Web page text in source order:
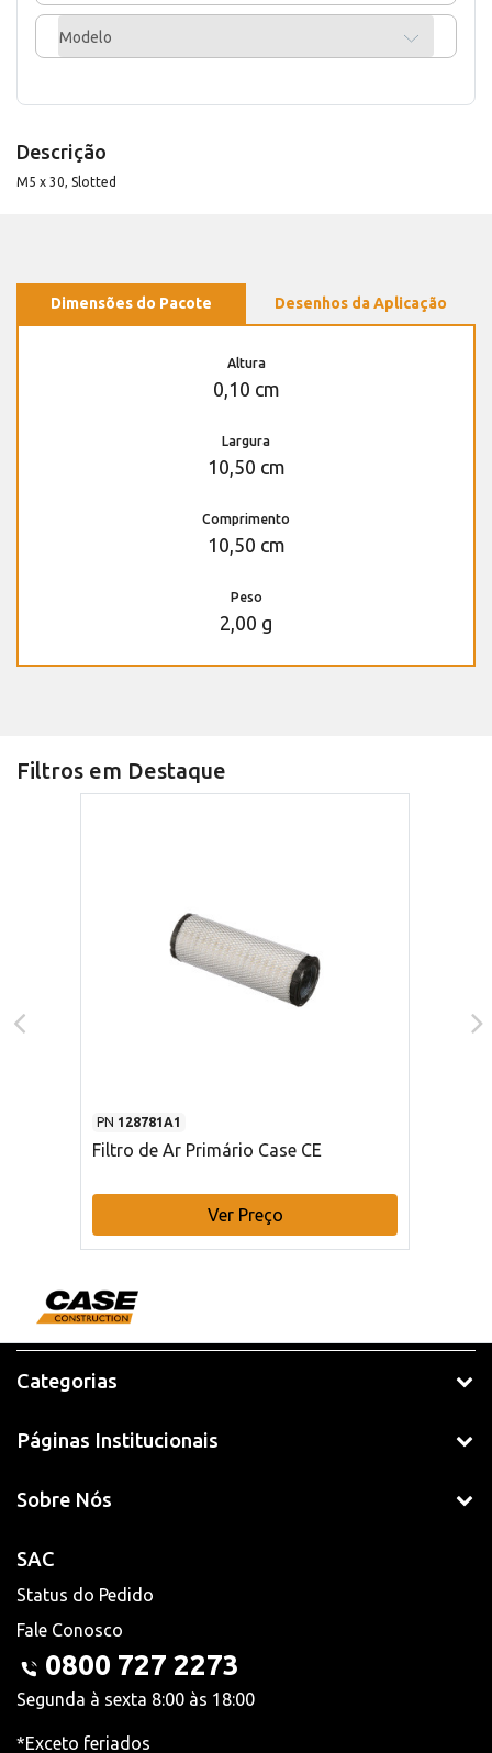
Modelo
Descrição
M5 x 30, Slotted
Dimensões do Pacote Desenhos da Aplicação
Altura
0,10 cm
Largura
10,50 cm
Comprimento
10,50 cm
Peso
2,00 g
Filtros em Destaque
PN 128781A1
Filtro de Ar Primário Case CE
Ver Preço
Categorias
Páginas Institucionais
Sobre Nós
SAC
Status do Pedido
Fale Conosco
0800 727 2273
Segunda à sexta 8:00 às 18:00
*Exceto feriados